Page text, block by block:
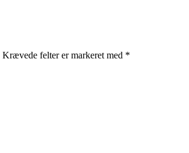
Krævede felter er markeret med *